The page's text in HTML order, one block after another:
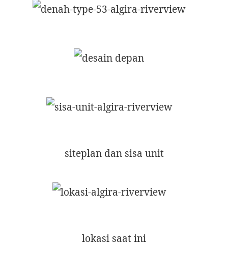
siteplan dan sisa unit
lokasi saat ini